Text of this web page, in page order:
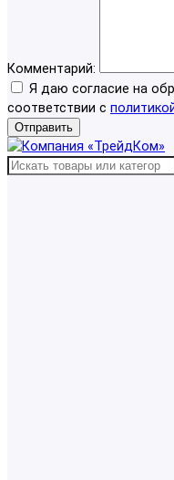
Комментарий:
Я даю согласие на
соответствии с
Отправить